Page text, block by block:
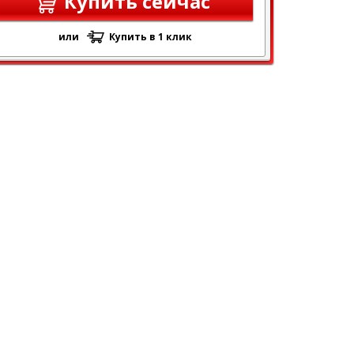
или Купить в 1 клик